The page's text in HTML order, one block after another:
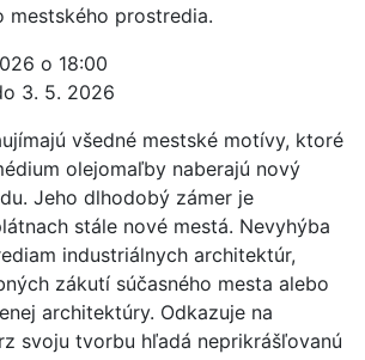
mestského prostredia.
o 18:00
3. 5. 2026
všedné mestské motívy, ktoré
olejomaľby naberajú nový
Jeho dlhodobý zámer je
stále nové mestá. Nevyhýba
industriálnych architektúr,
zákutí súčasného mesta alebo
architektúry. Odkazuje na
svoju tvorbu hľadá neprikrášľovanú